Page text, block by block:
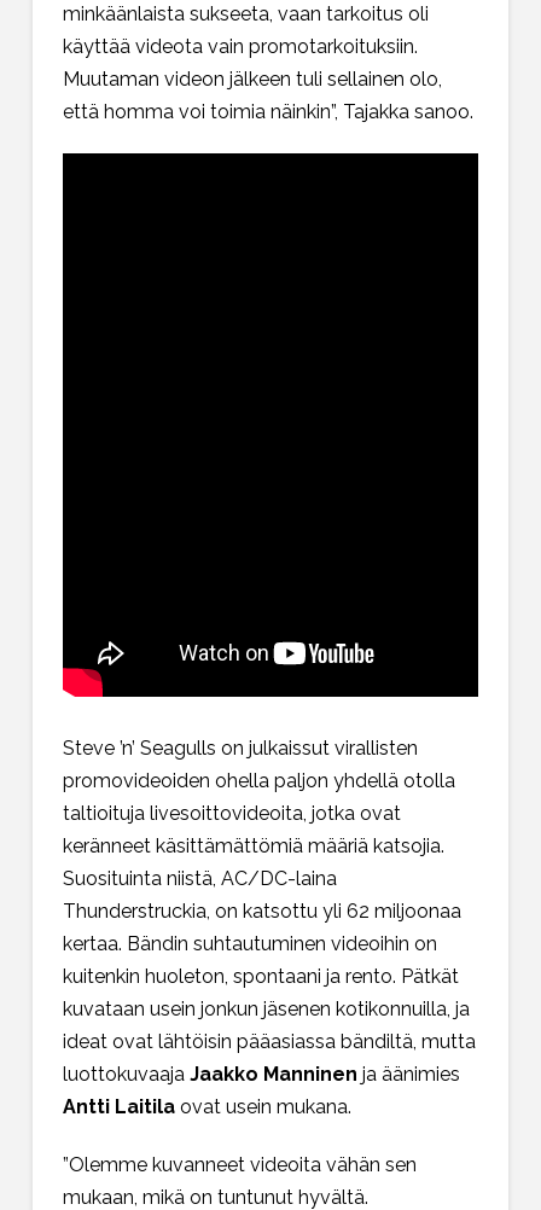
minkäänlaista sukseeta, vaan tarkoitus oli
käyttää videota vain promotarkoituksiin.
Muutaman videon jälkeen tuli sellainen olo,
että homma voi toimia näinkin”, Tajakka sanoo.
Steve ’n’ Seagulls on julkaissut virallisten
promovideoiden ohella paljon yhdellä otolla
taltioituja livesoittovideoita, jotka ovat
keränneet käsittämättömiä määriä katsojia.
Suosituinta niistä, AC/DC-laina
Thunderstruckia, on katsottu yli 62 miljoonaa
kertaa. Bändin suhtautuminen videoihin on
kuitenkin huoleton, spontaani ja rento. Pätkät
kuvataan usein jonkun jäsenen kotikonnuilla, ja
ideat ovat lähtöisin pääasiassa bändiltä, mutta
luottokuvaaja Jaakko Manninen ja äänimies
Antti Laitilaovat usein mukana.
”Olemme kuvanneet videoita vähän sen
mukaan, mikä on tuntunut hyvältä.